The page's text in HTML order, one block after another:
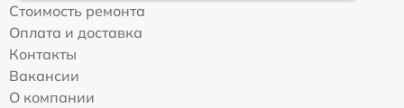
Стоимость ремонта
Оплата и доставка
Контакты
Вакансии
О компании